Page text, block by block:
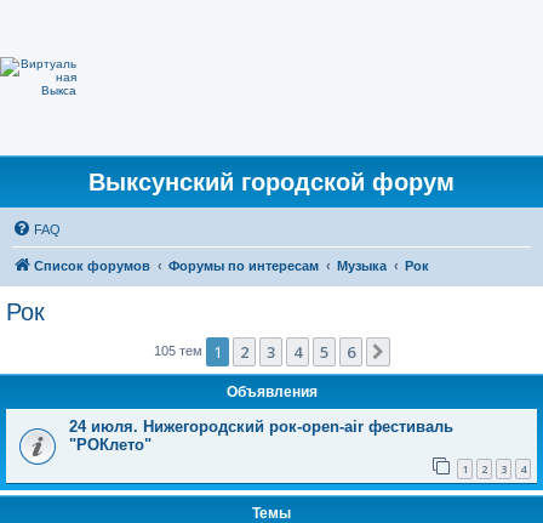
Выксунский городской форум
FAQ
Список форумов Форумы по интересам Музыка Рок
Рок
105 тем 1 2 3 4 5 6
Объявления
24 июля. Нижегородский рок-open-air фестиваль
"РОКлето"
1 2 3 4
Темы